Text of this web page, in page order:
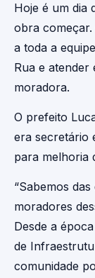
Hoje é um dia
obra
a toda a
Rua e atender
moradora.
O prefeito
era secretário
para melhoria
“Sabemos
moradores
Desde a
de
comunidade